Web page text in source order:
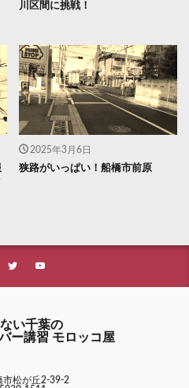
川区間に挑戦！
2025年3月6日
狭路がいっぱい！船橋市前原
い千葉の
ー講習 モロッコ屋
市松が丘2-39-2